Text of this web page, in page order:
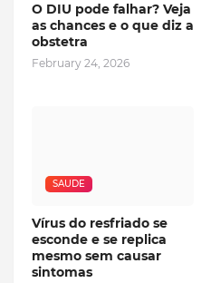
O DIU pode falhar? Veja
as chances e o que diz a
obstetra
February 24, 2026
SAUDE
Vírus do resfriado se
esconde e se replica
mesmo sem causar
sintomas